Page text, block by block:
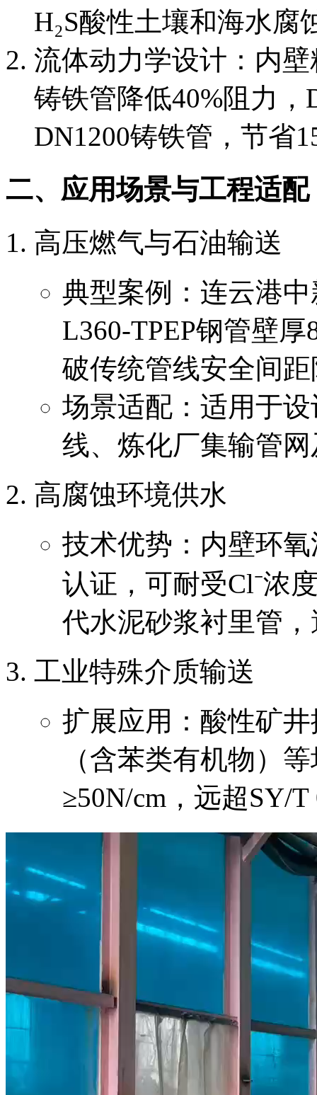
H₂S酸性土壤和海水
流体动力学设计：内
铸铁管降低40%阻力
DN1200铸铁管，节省
二、应用场景与工程适配
高压燃气与石油输送
典型案例：连云港
L360-TPEP钢管壁
破传统管线安全间
场景适配：适用于
线、炼化厂集输管
高腐蚀环境供水
技术优势：内壁环
认证，可耐受Cl⁻浓
代水泥砂浆衬里管
工业特殊介质输送
扩展应用：酸性矿
（含苯类有机物）
≥50N/cm，远超SY/